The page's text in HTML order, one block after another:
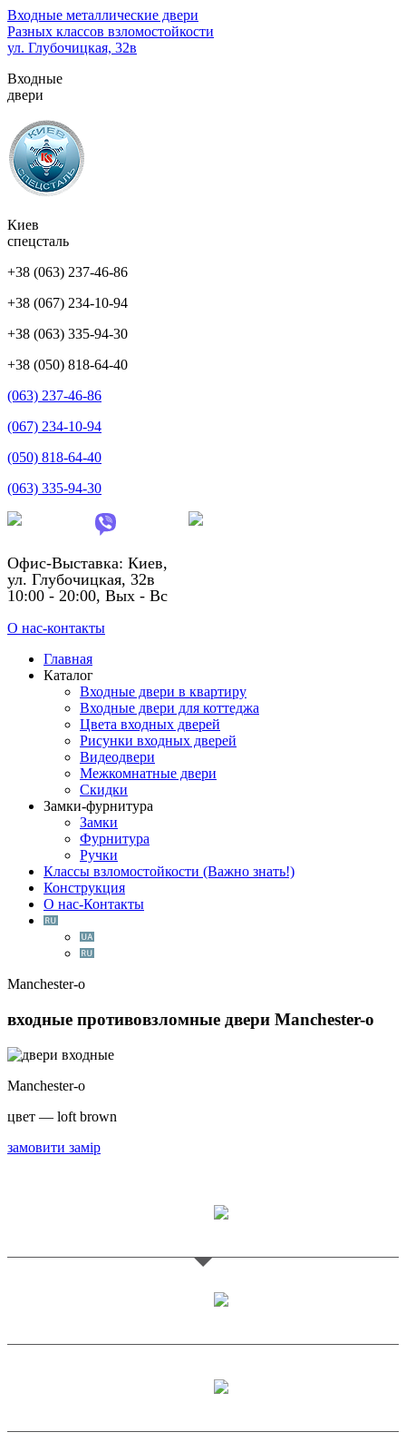
Перейти
к
содержимому
Enter)
Входные металлические двери
Разных классов взломостойкости
ул. Глубочицкая, 32в
Входные
двери
Киев
спецсталь
+38 (063) 237-46-86
+38 (067) 234-10-94
+38 (063) 335-94-30
+38 (050) 818-64-40
(063) 237-46-86
(067) 234-10-94
(050) 818-64-40
(063) 335-94-30
Офис-Выставка: Киев,
ул. Глубочицкая, 32в
10:00 - 20:00, Вых - Вс
О нас-контакты
Главная
Каталог
Входные двери в квартиру
Входные двери для коттеджа
Цвета входных дверей
Рисунки входных дверей
Видеодвери
Межкомнатные двери
Скидки
Замки-фурнитура
Замки
Фурнитура
Ручки
Классы взломостойкости (Важно знать!)
Конструкция
О нас-Контакты
Manchester-o
входные противовзломные двери Manchester-o
Manchester-o
цвет — loft brown
замовити замір